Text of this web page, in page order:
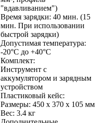
"вдавливанием")
Время зарядки: 40 мин. (15
мин. При использовании
быстрой зарядки)
Допустимая температура:
-20°C до +40°C
Комплект:
Инструмент с
аккумулятором и зарядным
устройством
Пластиковый кейс:
Размеры: 450 x 370 x 105 мм
Вес: 3.4 кг